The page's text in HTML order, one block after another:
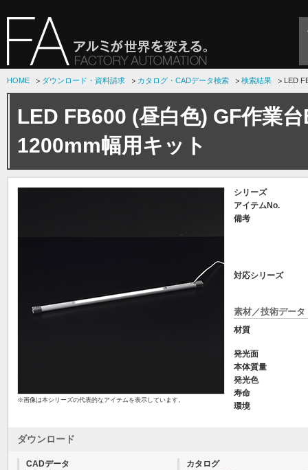
HOME ダウンロード・資料請求 カタログ・CADデータ検索 検索結果 LED
LED FB600 (昼白色) GF作業
1200mm幅用キット
※画像は本シリーズの代表的なアイテムを表示しています。
シリーズ
アイテムNo.
備考
対応シリーズ
素材／技術データ
材質
発光面
本体質量
発光色
寿命
環境
ダウンロード
CADデータ
カタログ